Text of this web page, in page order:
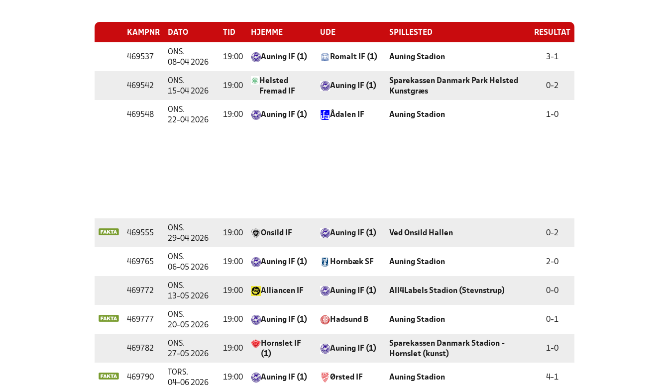
KAMPNR DATO TID HJEMME UDE SPILLESTED RESULTAT
469537
ONS.
08-04 2026
19:00 Auning IF (1) Romalt IF (1) Auning Stadion 3-1
469542
ONS.
15-04 2026
19:00
Helsted
Fremad IF
Auning IF (1)
Sparekassen Danmark Park Helsted
Kunstgræs
0-2
469548
ONS.
22-04 2026
19:00 Auning IF (1) Ådalen IF Auning Stadion 1-0
469555
ONS.
29-04 2026
19:00 Onsild IF Auning IF (1) Ved Onsild Hallen 0-2
469765
ONS.
06-05 2026
19:00 Auning IF (1) Hornbæk SF Auning Stadion 2-0
469772
ONS.
13-05 2026
19:00 Alliancen IF Auning IF (1) All4Labels Stadion (Stevnstrup) 0-0
469777
ONS.
20-05 2026
19:00 Auning IF (1) Hadsund B Auning Stadion 0-1
469782
ONS.
27-05 2026
19:00
Hornslet IF
(1)
Auning IF (1)
Sparekassen Danmark Stadion -
Hornslet (kunst)
1-0
469790
TORS.
04-06 2026
19:00 Auning IF (1) Ørsted IF Auning Stadion 4-1